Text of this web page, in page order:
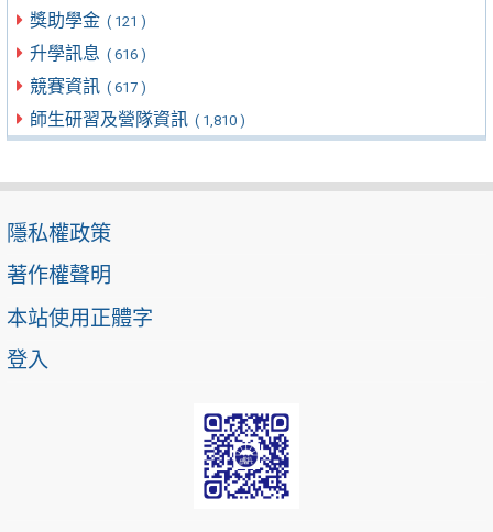
獎助學金 ( 121 )
升學訊息 ( 616 )
競賽資訊 ( 617 )
師生研習及營隊資訊 ( 1,810 )
隱私權政策
著作權聲明
本站使用正體字
登入